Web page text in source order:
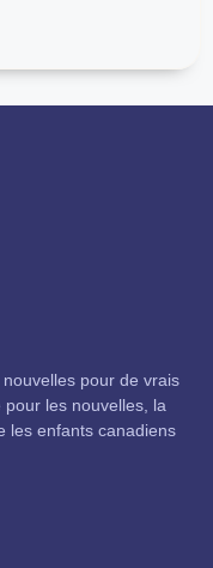
pour de vrais
les nouvelles, la
les enfants canadiens